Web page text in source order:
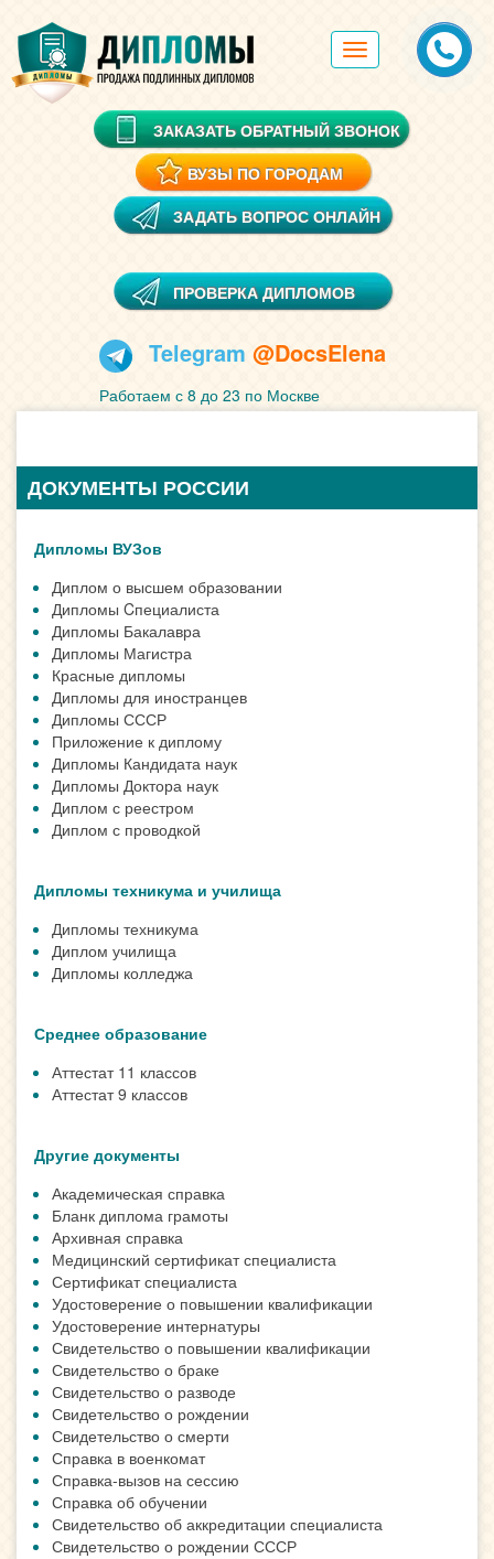
Toggle
navigation
ЗАКАЗАТЬ ОБРАТНЫЙ ЗВОНОК
ВУЗЫ ПО ГОРОДАМ
ЗАДАТЬ ВОПРОС ОНЛАЙН
ПРОВЕРКА ДИПЛОМОВ
Telegram @DocsElena
Работаем с 8 до 23 по Москве
ДОКУМЕНТЫ РОССИИ
Дипломы ВУЗов
Диплом о высшем образовании
Дипломы Cпециалиста
Дипломы Бакалавра
Дипломы Магистра
Красные дипломы
Дипломы для иностранцев
Дипломы СССР
Приложение к диплому
Дипломы Кандидата наук
Дипломы Доктора наук
Диплом с реестром
Диплом с проводкой
Дипломы техникума и училища
Дипломы техникума
Диплом училища
Дипломы колледжа
Среднее образование
Аттестат 11 классов
Аттестат 9 классов
Другие документы
Академическая справка
Бланк диплома грамоты
Архивная справка
Медицинский сертификат специалиста
Сертификат специалиста
Удостоверение о повышении квалификации
Удостоверение интернатуры
Свидетельство о повышении квалификации
Свидетельство о браке
Свидетельство о разводе
Свидетельство о рождении
Свидетельство о смерти
Справка в военкомат
Справка-вызов на сессию
Справка об обучении
Свидетельство об аккредитации специалиста
Свидетельство о рождении СССР